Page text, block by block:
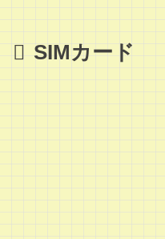
SIMカード